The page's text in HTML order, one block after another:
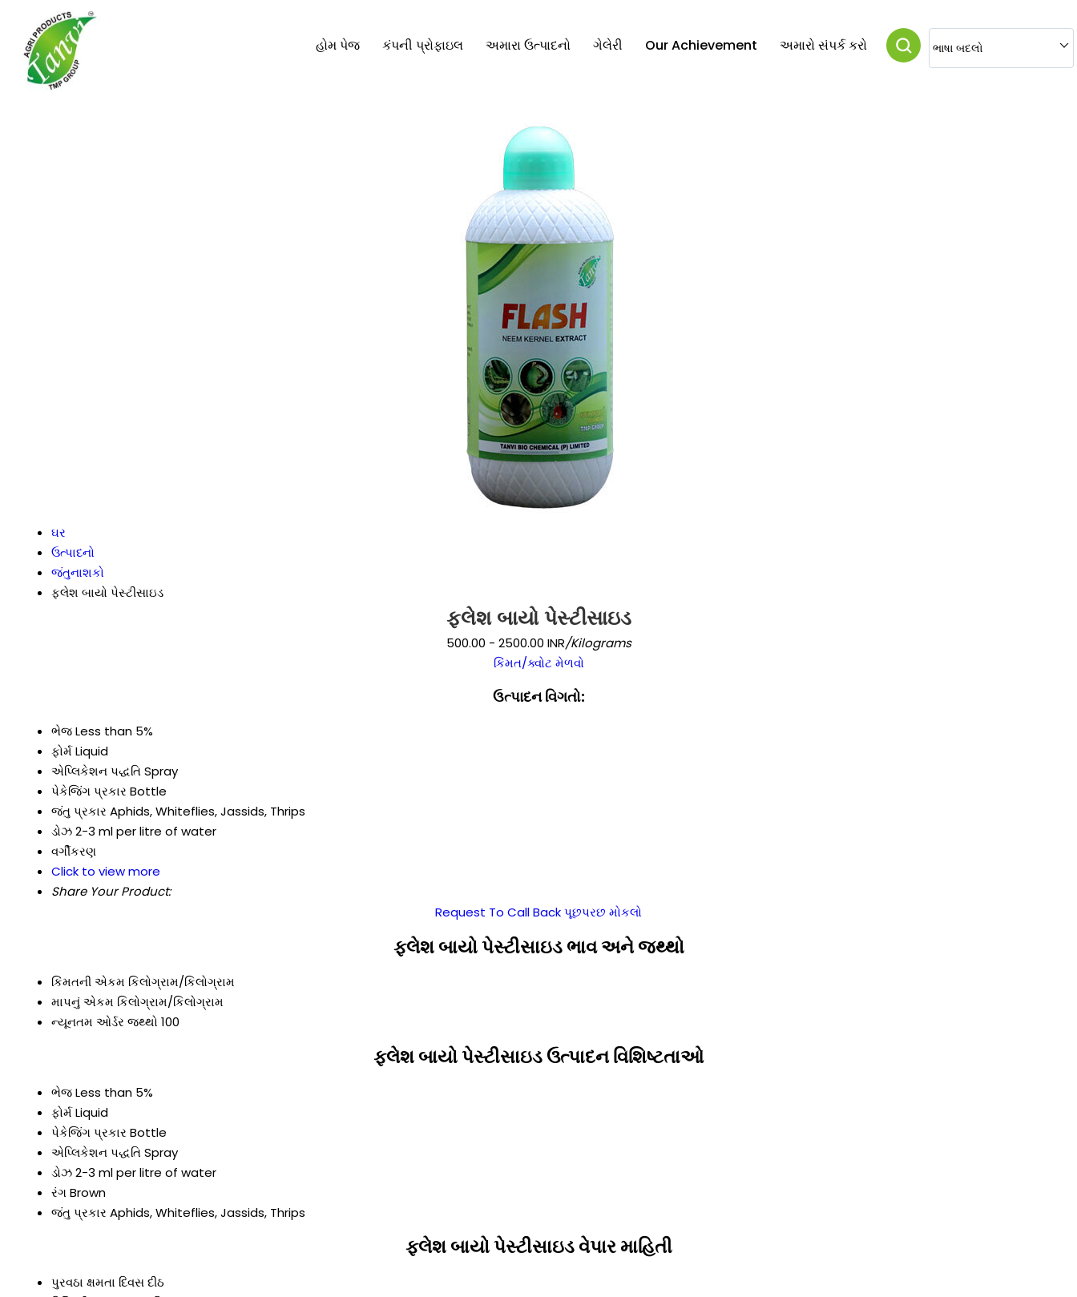
હોમ પેજ કંપની પ્રોફાઇલ અમારા ઉત્પાદનો ગેલેરી Our Achievement અમારો સંપર્ક કરો ભાષા બદલો
ઘર
ઉત્પાદનો
જંતુનાશકો
ફ્લેશ બાયો પેસ્ટીસાઇડ
ફ્લેશ બાયો પેસ્ટીસાઇડ
500.00 - 2500.00 INR/Kilograms
કિંમત/ક્વોટ મેળવો
ઉત્પાદન વિગતો:
ભેજLess than 5%
ફોર્મLiquid
એપ્લિકેશન પદ્ધતિSpray
પેકેજિંગ પ્રકાર Bottle
જંતુ પ્રકાર Aphids, Whiteflies, Jassids, Thrips
ડોઝ2-3 ml per litre of water
વર્ગીકરણ
Click to view more
Share Your Product:
Request To Call Backપૂછપરછ મોકલો
ફ્લેશ બાયો પેસ્ટીસાઇડ ભાવ અને જથ્થો
કિંમતની એકમ કિલોગ્રામ/કિલોગ્રામ
માપનું એકમ કિલોગ્રામ/કિલોગ્રામ
ન્યૂનતમ ઓર્ડર જથ્થો 100
ફ્લેશ બાયો પેસ્ટીસાઇડ ઉત્પાદન વિશિષ્ટતાઓ
ભેજLess than 5%
ફોર્મLiquid
પેકેજિંગ પ્રકાર Bottle
એપ્લિકેશન પદ્ધતિSpray
ડોઝ2-3 ml per litre of water
રંગBrown
જંતુ પ્રકાર Aphids, Whiteflies, Jassids, Thrips
ફ્લેશ બાયો પેસ્ટીસાઇડ વેપાર માહિતી
પુરવઠા ક્ષમતા દિવસ દીઠ